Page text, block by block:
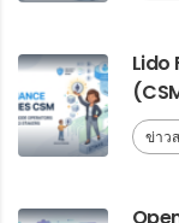
Lido
ข่าว